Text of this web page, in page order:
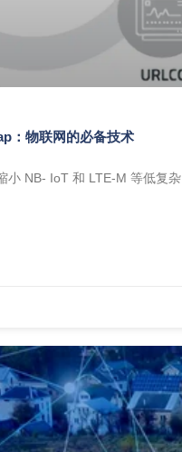
：物联网的必备技术
小 NB- IoT 和 LTE-M 等低复杂